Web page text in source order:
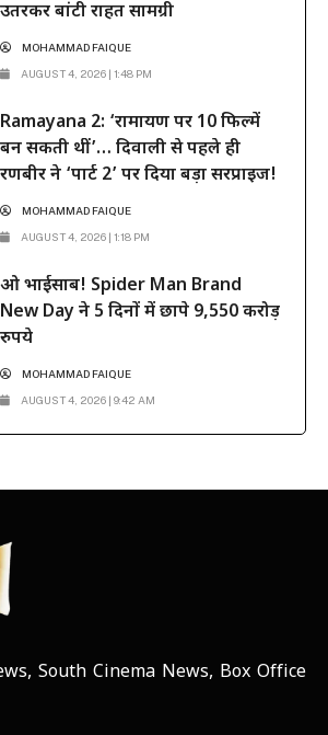
उतरकर बांटी राहत सामग्री
MOHAMMAD FAIQUE
AUGUST 4, 2026 | 1:48 PM
Ramayana 2: ‘रामायण पर 10 फिल्में
बन सकती थीं’… दिवाली से पहले ही
रणबीर ने ‘पार्ट 2’ पर दिया बड़ा सरप्राइज!
MOHAMMAD FAIQUE
AUGUST 4, 2026 | 1:18 PM
ओ भाईसाब! Spider Man Brand
New Day ने 5 दिनों में छापे 9,550 करोड़
रुपये
MOHAMMAD FAIQUE
AUGUST 4, 2026 | 9:42 AM
South Cinema News, Box Office